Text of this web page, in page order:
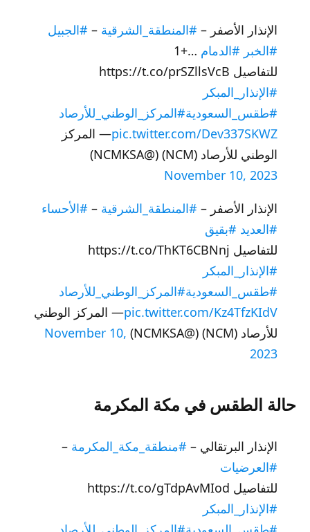
الإنذار الأصفر – #المنطقة_الشرقية – #الجبيل
#الخبر #الدمام …+1
للتفاصيل https://t.co/prSZllsVcB
#الإنذار_المبكر
#طقس_السعودية#المركز_الوطني_للأرصاد
pic.twitter.com/Dev337SKWZ— المركز
الوطني للأرصاد (NCM) (@NCMKSA)
November 10, 2023
الإنذار الأصفر – #المنطقة_الشرقية – #الأحساء
#العديد #بقيق
للتفاصيل https://t.co/ThKT6CBNnj
#الإنذار_المبكر
#طقس_السعودية#المركز_الوطني_للأرصاد
pic.twitter.com/Kz4TfzKIdV— المركز الوطني
للأرصاد (NCM) (@NCMKSA)
November 10,
2023
حالة الطقس في مكة المكرمة
الإنذار البرتقالي – #منطقة_مكة_المكرمة –
#العرضيات
للتفاصيل https://t.co/gTdpAvMIod
#الإنذار_المبكر